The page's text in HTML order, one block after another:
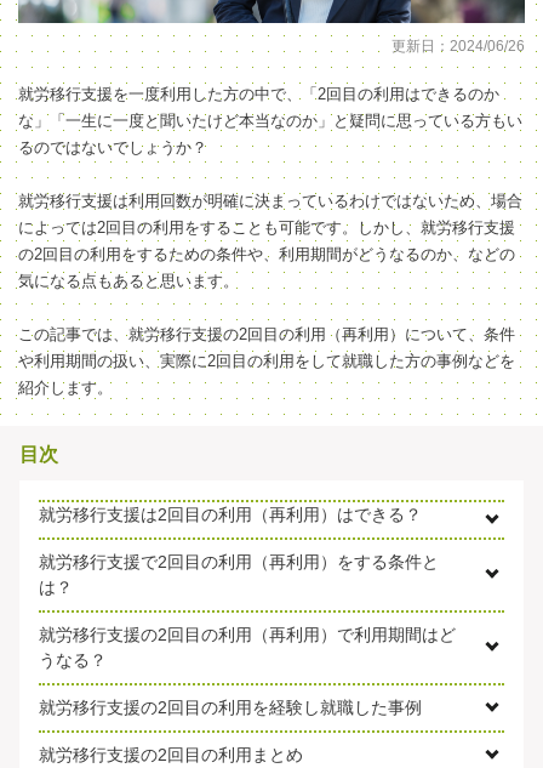
更新日：2024/06/26
就労移行支援を一度利用した方の中で、「2回目の利用はできるのか
な」「一生に一度と聞いたけど本当なのか」と疑問に思っている方もい
るのではないでしょうか？
就労移行支援は利用回数が明確に決まっているわけではないため、場合
によっては2回目の利用をすることも可能です。
しかし、就労移行支援
の2回目の利用をするための条件や、利用期間がどうなるのか、などの
気になる点もあると思います。
この記事では、就労移行支援の2回目の利用（再利用）について、条件
や利用期間の扱い、実際に2回目の利用をして就職した方の事例などを
紹介します。
目次
就労移行支援は2回目の利用（再利用）はできる？
就労移行支援で2回目の利用（再利用）をする条件と
は？
就労移行支援の2回目の利用（再利用）で利用期間はど
うなる？
就労移行支援の2回目の利用を経験し就職した事例
就労移行支援の2回目の利用まとめ